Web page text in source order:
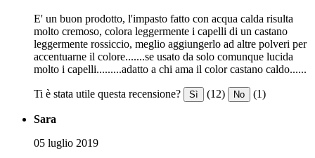
E' un buon prodotto, l'impasto fatto con acqua calda risulta
molto cremoso, colora leggermente i capelli di un castano
leggermente rossiccio, meglio aggiungerlo ad altre polveri per
accentuarne il colore.......se usato da solo comunque lucida
molto i capelli.........adatto a chi ama il color castano caldo......
Ti è stata utile questa recensione? Sì (12) No (1)
Sara
05 luglio 2019